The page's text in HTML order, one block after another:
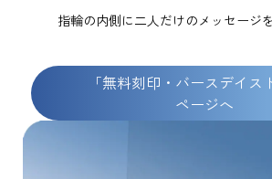
指輪の内側に二人だけのメッセージ
「無料刻印・バースデイス
ページへ